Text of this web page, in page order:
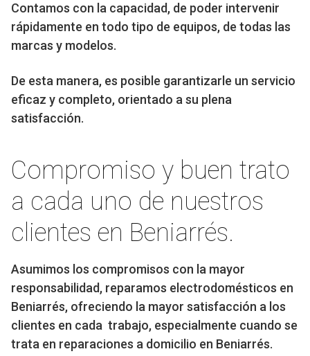
Contamos con la capacidad, de poder intervenir
rápidamente en todo tipo de equipos, de todas las
marcas y modelos.
De esta manera, es posible garantizarle un servicio
eficaz y completo, orientado a su plena
satisfacción.
Compromiso y buen trato
a cada uno de nuestros
clientes en Beniarrés.
Asumimos los compromisos con la mayor
responsabilidad, reparamos electrodomésticos en
Beniarrés, ofreciendo la mayor satisfacción a los
clientes en cada trabajo, especialmente cuando se
trata en reparaciones a domicilio en Beniarrés.